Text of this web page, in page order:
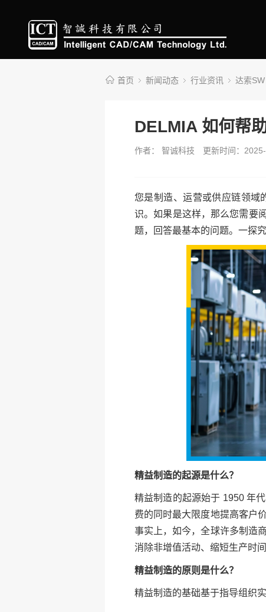
首页 新闻动态 行业资讯 达索SW
DELMIA 如何帮
作者： 智诚科技 更新时间：
您是制造、运营或供应链领域
识。如果是这样，那么您需要
题，回答最基本的问题。一探究
精益制造的起源是什么？
精益制造的起源始于 1950 年
费的同时最大限度地提高客户
事实上，如今，全球许多制造
消除非增值活动、缩短生产时
精益制造的原则是什么？
精益制造的基础基于指导组织